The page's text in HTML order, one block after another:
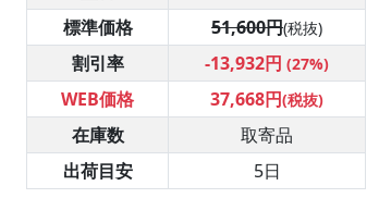
標準価格
51,600円(税抜)
割引率 -13,932円 (27%)
WEB価格 37,668円(税抜)
在庫数
取寄品
出荷目安
5日